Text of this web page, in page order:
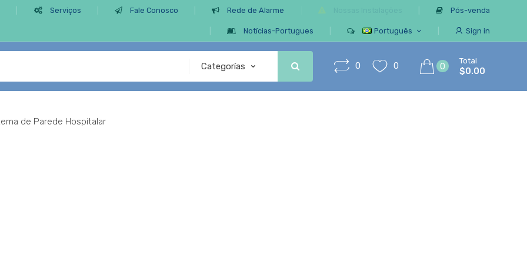
Serviços Fale Conosco Rede de Alarme Pós-venda
Notícias-Portugues Português Sign in
0 0 0
Total
$0.00
de Parede Hospitalar